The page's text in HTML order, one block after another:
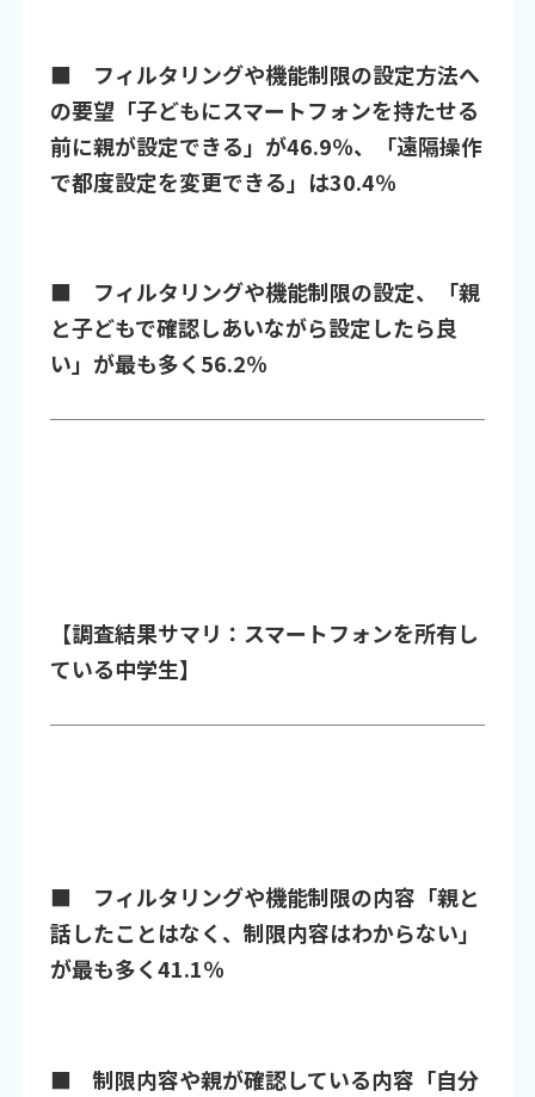
■ フィルタリングや機能制限の設定方法へ
の要望「子どもにスマートフォンを持たせる
前に親が設定できる」が46.9％、「遠隔操作
で都度設定を変更できる」は30.4％
■ フィルタリングや機能制限の設定、「親
と子どもで確認しあいながら設定したら良
い」が最も多く56.2％
【調査結果サマリ：スマートフォンを所有し
ている中学生】
■ フィルタリングや機能制限の内容「親と
話したことはなく、制限内容はわからない」
が最も多く41.1％
■ 制限内容や親が確認している内容「自分